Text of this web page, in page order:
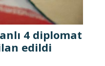
4 diplomat
edildi